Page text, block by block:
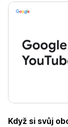
Když si svůj